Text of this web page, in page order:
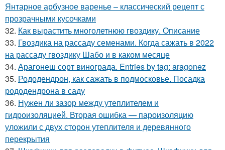
Янтарное арбузное варенье – классический рецепт с
прозрачными кусочками
32. Как вырастить многолетнюю гвоздику. Описание
33. Гвоздика на рассаду семенами. Когда сажать в 2022
на рассаду гвоздику Шабо и в каком месяце
34. Арагонеш сорт винограда. Entries by tag: aragonez
35. Рододендрон, как сажать в подмосковье. Посадка
рододендрона в саду
36. Нужен ли зазор между утеплителем и
гидроизоляцией. Вторая ошибка — пароизоляцию
уложили с двух сторон утеплителя и деревянного
перекрытия